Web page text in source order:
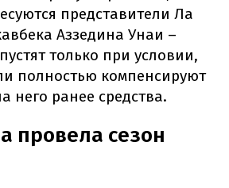
представители Ла
Аззедина Унаи –
только при условии,
полностью компенсируют
него ранее средства.
провела сезон